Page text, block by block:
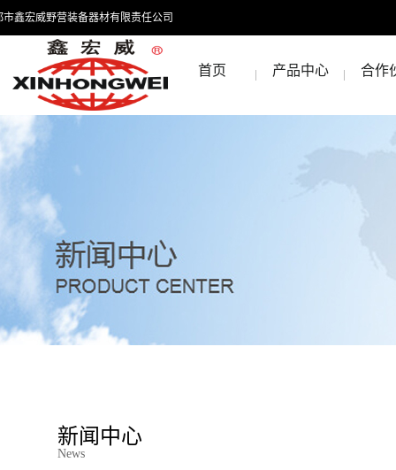
市鑫宏威野营装备器材有限责任公司
首页 产品中心 合作
新闻中心
News